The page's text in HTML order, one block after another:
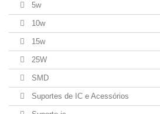
5w
10w
15w
25W
SMD
Suportes de IC e Acessórios